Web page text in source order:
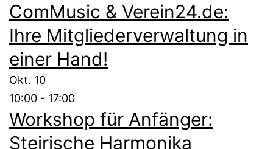
ComMusic & Verein24.de:
Ihre Mitgliederverwaltung in
einer Hand!
Okt. 10
10:00 - 17:00
Workshop für Anfänger:
Steirische Harmonika